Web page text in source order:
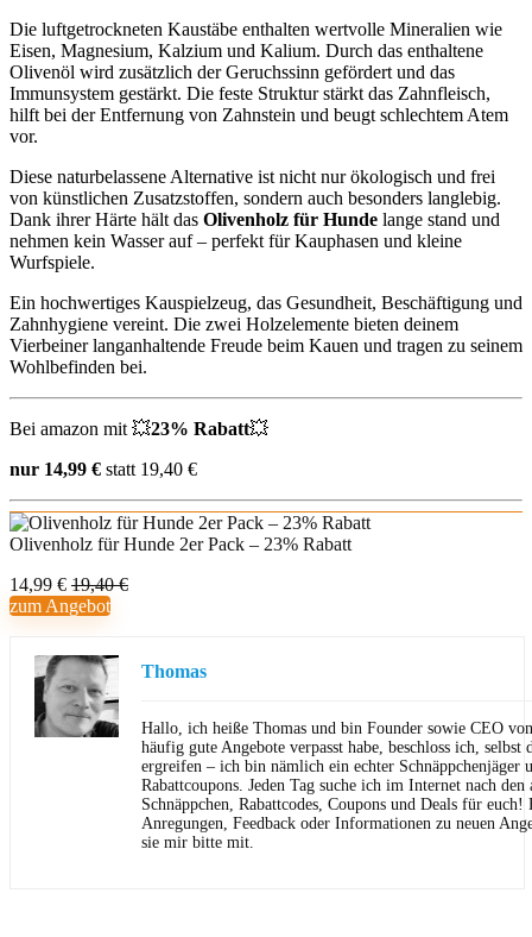
Die luftgetrockneten Kaustäbe enthalten wertvolle Mineralien wie
Eisen, Magnesium, Kalzium und Kalium. Durch das enthaltene
Olivenöl wird zusätzlich der Geruchssinn gefördert und das
Immunsystem gestärkt. Die feste Struktur stärkt das Zahnfleisch,
hilft bei der Entfernung von Zahnstein und beugt schlechtem Atem
vor.
Diese naturbelassene Alternative ist nicht nur ökologisch und frei
von künstlichen Zusatzstoffen, sondern auch besonders langlebig.
Dank ihrer Härte hält das Olivenholz für Hunde lange stand und
nehmen kein Wasser auf – perfekt für Kauphasen und kleine
Wurfspiele.
Ein hochwertiges Kauspielzeug, das Gesundheit, Beschäftigung und
Zahnhygiene vereint. Die zwei Holzelemente bieten deinem
Vierbeiner langanhaltende Freude beim Kauen und tragen zu seinem
Wohlbefinden bei.
Bei amazon mit 💥23% Rabatt💥
nur 14,99 € statt 19,40 €
Olivenholz für Hunde 2er Pack – 23% Rabatt
14,99 € 19,40 €
zum Angebot
Thomas
Hallo, ich heiße Thomas und bin Founder sowie CEO
häufig gute Angebote verpasst habe, beschloss ich,
ergreifen – ich bin nämlich ein echter Schnäppchenjäger
Rabattcoupons. Jeden Tag suche ich im Internet nach den
Schnäppchen, Rabattcodes, Coupons und Deals für euch!
Anregungen, Feedback oder Informationen zu neuen
sie mir bitte mit.